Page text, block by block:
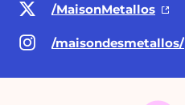
/MaisonMetallos
/maisondesmetallos/